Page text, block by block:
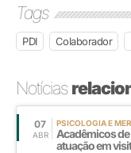
Tags
PDI Colaborador
Notícias
07
ABR
PSICOLOGIA E
Acadêmicos
atuação em